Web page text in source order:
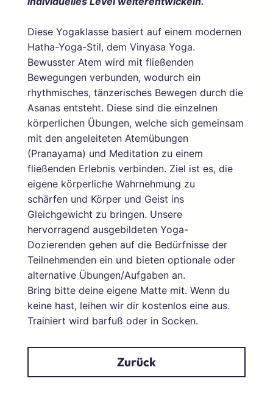
Diese Yogaklasse basiert auf einem modernen
Hatha-Yoga-Stil, dem Vinyasa Yoga.
Bewusster Atem wird mit fließenden
Bewegungen verbunden, wodurch ein
rhythmisches, tänzerisches Bewegen durch die
Asanas entsteht. Diese sind die einzelnen
körperlichen Übungen, welche sich gemeinsam
mit den angeleiteten Atemübungen
(Pranayama) und Meditation zu einem
fließenden Erlebnis verbinden. Ziel ist es, die
eigene körperliche Wahrnehmung zu
schärfen und Körper und Geist ins
Gleichgewicht zu bringen. Unsere
hervorragend ausgebildeten Yoga-
Dozierenden gehen auf die Bedürfnisse der
Teilnehmenden ein und bieten optionale oder
alternative Übungen/Aufgaben an.
Bring bitte deine eigene Matte mit. Wenn du
keine hast, leihen wir dir kostenlos eine aus.
Trainiert wird barfuß oder in Socken.
Zurück